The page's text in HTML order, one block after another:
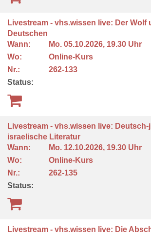
Livestream - vhs.wissen live: Der Wolf
Deutschen
Wann:
Mo. 05.10.2026, 19.30 Uhr
Wo:
Online-Kurs
Nr.:
262-133
Status:
Livestream - vhs.wissen live:
israelische Literatur
Wann:
Mo. 12.10.2026, 19.30 Uhr
Wo:
Online-Kurs
Nr.:
262-135
Status:
Livestream - vhs.wissen live: Die